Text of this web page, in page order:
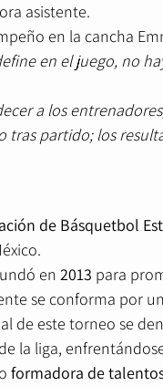
asistente.
en la cancha
en el juego, no
a los
tras partido; los
de Básquetbol
en 2013 para
se conforma por
de este torneo se
de la liga,
formadora de